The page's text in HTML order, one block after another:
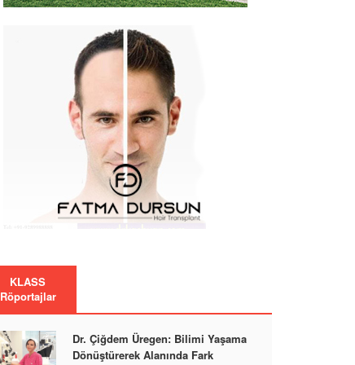
KLASS
Röportajlar
Dr. Çiğdem Üregen: Bilimi Yaşama
Dönüştürerek Alanında Fark